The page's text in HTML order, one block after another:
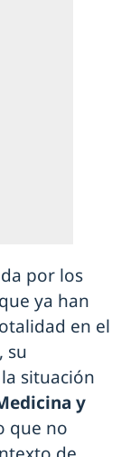
por los
que ya han
en el
su
situación
y
que no